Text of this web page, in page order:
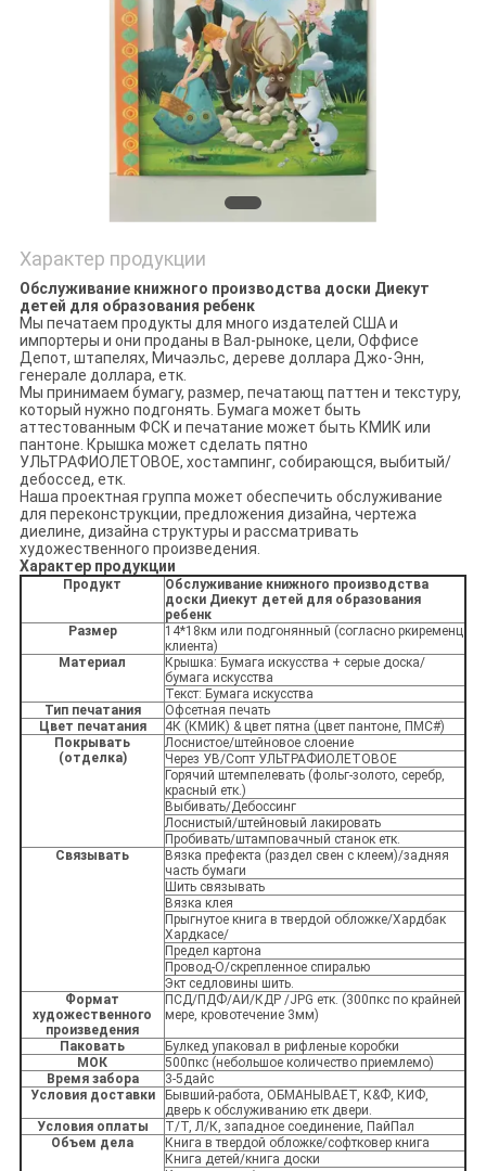
Характер продукции
Обслуживание книжного производства доски Диекут
детей для образования ребенк
Мы печатаем продукты для много издателей США и
импортеры и они проданы в Вал-рыноке, цели, Оффисе
Депот, штапелях, Мичаэльс, дереве доллара Джо-Энн,
генерале доллара, етк.
Мы принимаем бумагу, размер, печатающ паттен и текстуру,
который нужно подгонять. Бумага может быть
аттестованным ФСК и печатание может быть КМИК или
пантоне. Крышка может сделать пятно
УЛЬТРАФИОЛЕТОВОЕ, хостампинг, собирающся, выбитый/
дебоссед, етк.
Наша проектная группа может обеспечить обслуживание
для переконструкции, предложения дизайна, чертежа
диелине, дизайна структуры и рассматривать
художественного произведения.
Характер продукции
Продукт
Обслуживание книжного производства
доски Диекут детей для образования
ребенк
Размер
14*18км или подгонянный (согласно ркиременц
клиента)
Материал
Крышка: Бумага искусства + серые доска/
бумага искусства
Текст: Бумага искусства
Тип печатания
Офсетная печать
Цвет печатания
4К (КМИК) & цвет пятна (цвет пантоне, ПМС#)
Покрывать
(отделка)
Лоснистое/штейновое слоение
Через УВ/Сопт УЛЬТРАФИОЛЕТОВОЕ
Горячий штемпелевать (фольг-золото, серебр,
красный етк.)
Выбивать/Дебоссинг
Лоснистый/штейновый лакировать
Пробивать/штамповачный станок етк.
Связывать
Вязка префекта (раздел свен с клеем)/задняя
часть бумаги
Шить связывать
Вязка клея
Прыгнутое книга в твердой обложке/Хардбак
Хардкасе/
Предел картона
Провод-О/скрепленное спиралью
Экт седловины шить.
Формат
художественного
произведения
ПСД/ПДФ/АИ/КДР /JPG етк. (300пкс по крайней
мере, кровотечение 3мм)
Паковать
Булкед упаковал в рифленые коробки
МОК
500пкс (небольшое количество приемлемо)
Время забора
3-5дайс
Условия доставки
Бывший-работа, ОБМАНЫВАЕТ, К&Ф, КИФ,
дверь к обслуживанию етк двери.
Условия оплаты
Т/Т, Л/К, западное соединение, ПайПал
Объем дела
Книга в твердой обложке/софтковер книга
Книга детей/книга доски